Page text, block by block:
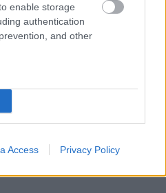
enable storage
authentication
and other
Access Privacy Policy